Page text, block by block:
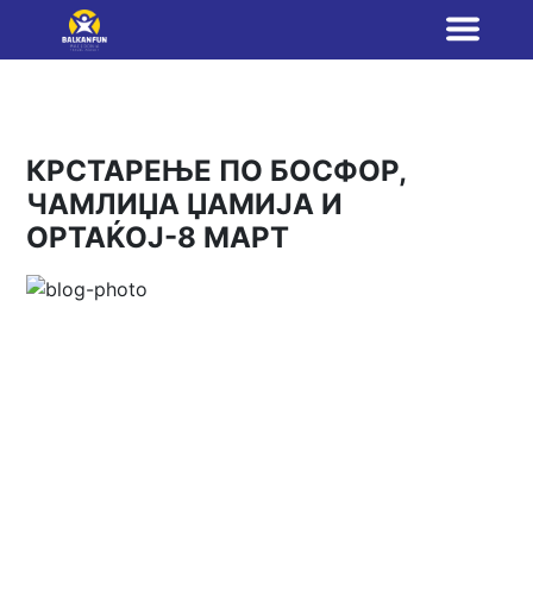
КРСТАРЕЊЕ ПО БОСФОР,
ЧАМЛИЏА ЏАМИЈА И
ОРТАЌОЈ-8 МАРТ